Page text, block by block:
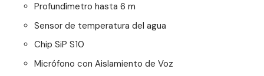
Profundímetro hasta 6 m
Sensor de temperatura del agua
Chip SiP S10
Micrófono con Aislamiento de Voz